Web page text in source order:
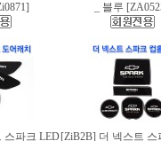
_ 블루
스파크 LED [ZiB2B] 더 넥스트 스